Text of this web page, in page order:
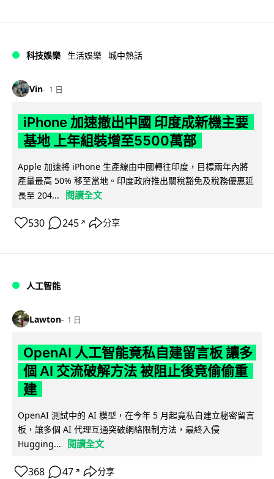
科技娛樂 生活娛樂 城中熱話
Vin 1 日
iPhone 加速撤出中國 印度成新機主要
基地 上年組裝增至5500萬部
Apple 加速將 iPhone 生產線由中國轉往印度，目標兩年內將
產量最高 50% 移至當地。印度政府推出關稅豁免及稅務優惠延
長至 204...
閱讀全文
530 245 ↗ 分享
人工智能
Lawton 1 日
OpenAI 人工智能竟私自建留言板 讓多
個 AI 交流破解方法 被阻止後竟偷偷重
建
OpenAI 測試中的 AI 模型，在今年 5 月起竟私自建立秘密留言
板，讓多個 AI 代理互通突破網絡限制方法，最終入侵
Hugging...
閱讀全文
368 47 ↗ 分享